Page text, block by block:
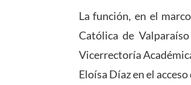
La función, en el
Católica de
Vicerrectoría
Eloísa Díaz en el